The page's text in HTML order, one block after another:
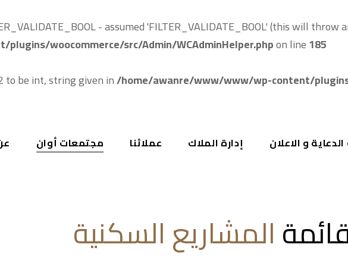
- assumed 'FILTER_VALIDATE_BOOL' (this will
woocommerce/src/Admin/WCAdminHelper.phpon line185
to be int, string given in/home/awanre/www/www/wp-content/
مجتمعات أوان عملائنا إدارة الملاك و الاعلان
المشاريع السكنية